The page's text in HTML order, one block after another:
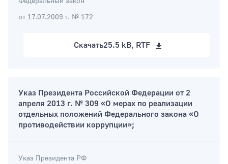
от 17.07.2009 г. № 172
Скачать25.5 kB, RTF
Указ Президента Российской Федерации от 2
апреля 2013 г. № 309 «О мерах по реализации
отдельных положений Федерального закона «О
противодействии коррупции»;
Указ Президента РФ